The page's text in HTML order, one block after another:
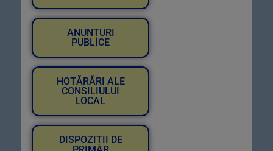
ANUNȚURI
PUBLICE
HOTĂRĂRI ALE
CONSILIULUI
LOCAL
DISPOZIȚII DE